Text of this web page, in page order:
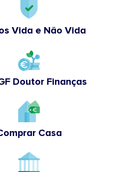
Vida e Não Vida
Doutor Finanças
Casa